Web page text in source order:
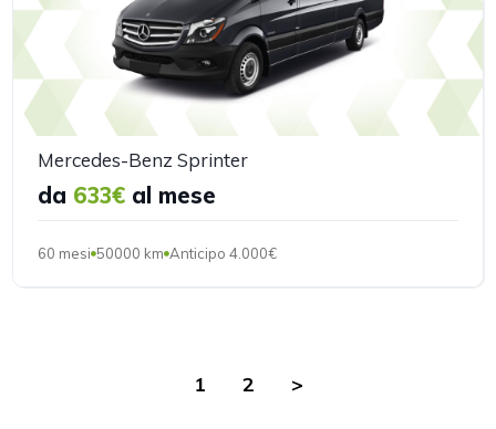
Mercedes-Benz Sprinter
da 633€ al mese
60 mesi 50000 km Anticipo 4.000€
1 2 >